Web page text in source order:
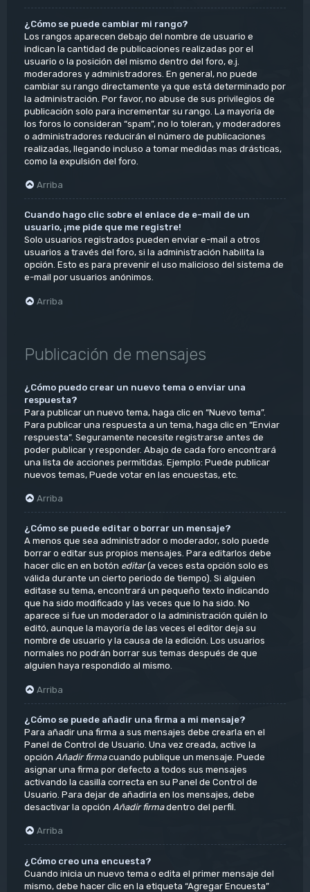
¿Cómo se puede cambiar mi rango?
Los rangos aparecen debajo del nombre de usuario e
indican la cantidad de publicaciones realizadas por el
usuario o la posición del mismo dentro del foro, e.j.
moderadores y administradores. En general, no puede
cambiar su rango directamente ya que está determinado por
la administración. Por favor, no abuse de sus privilegios de
publicación solo para incrementar su rango. La mayoría de
los foros lo consideran “spam”, no lo toleran, y moderadores
o administradores reducirán el número de publicaciones
realizadas, llegando incluso a tomar medidas mas drásticas,
como la expulsión del foro.
Arriba
Cuando hago clic sobre el enlace de e-mail de un
usuario, ¡me pide que me registre!
Solo usuarios registrados pueden enviar e-mail a otros
usuarios a través del foro, si la administración habilita la
opción. Esto es para prevenir el uso malicioso del sistema de
e-mail por usuarios anónimos.
Arriba
Publicación de mensajes
¿Cómo puedo crear un nuevo tema o enviar una
respuesta?
Para publicar un nuevo tema, haga clic en “Nuevo tema”.
Para publicar una respuesta a un tema, haga clic en “Enviar
respuesta”. Seguramente necesite registrarse antes de
poder publicar y responder. Abajo de cada foro encontrará
una lista de acciones permitidas. Ejemplo: Puede publicar
nuevos temas, Puede votar en las encuestas, etc.
Arriba
¿Cómo se puede editar o borrar un mensaje?
A menos que sea administrador o moderador, solo puede
borrar o editar sus propios mensajes. Para editarlos debe
hacer clic en en botón editar(a veces esta opción solo es
válida durante un cierto periodo de tiempo). Si alguien
editase su tema, encontrará un pequeño texto indicando
que ha sido modificado y las veces que lo ha sido. No
aparece si fue un moderador o la administración quién lo
editó, aunque la mayoría de las veces el editor deja su
nombre de usuario y la causa de la edición. Los usuarios
normales no podrán borrar sus temas después de que
alguien haya respondido al mismo.
Arriba
¿Cómo se puede añadir una firma a mi mensaje?
Para añadir una firma a sus mensajes debe crearla en el
Panel de Control de Usuario. Una vez creada, active la
opción Añadir firmacuando publique un mensaje. Puede
asignar una firma por defecto a todos sus mensajes
activando la casilla correcta en su Panel de Control de
Usuario. Para dejar de añadirla en los mensajes, debe
desactivar la opción Añadir firmadentro del perfil.
Arriba
¿Cómo creo una encuesta?
Cuando inicia un nuevo tema o edita el primer mensaje del
mismo, debe hacer clic en la etiqueta “Agregar Encuesta”